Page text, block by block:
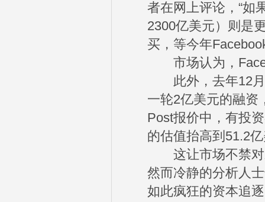
者在网上评论，“如
2300亿美元）则是
买，等今年
市场认为，
此外，去年12月
一轮2亿美元的融资
Post报价中，有投
的估值抬高到51.2
这让市场不禁对
然而冷静的分析人
如此疯狂的资本追